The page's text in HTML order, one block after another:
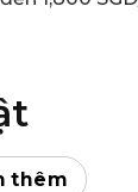
thêm